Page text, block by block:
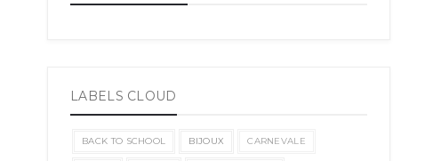
LABELS CLOUD
BACK TO SCHOOL BIJOUX CARNEVALE